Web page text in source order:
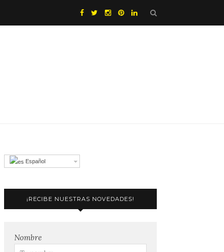
Español
¡RECIBE NUESTRAS NOVEDADES!
Nombre